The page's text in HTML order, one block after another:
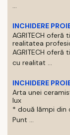
...
INCHIDERE
AGRITECH
realitatea
AGRITECH
cu realitat ...
INCHIDERE
Arta unei
lux
* două lămpi din
Punt ...